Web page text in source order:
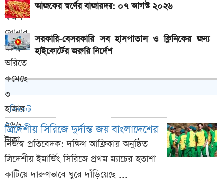
আজকের স্বর্ণের বাজারদর: ০৭ আগস্ট ২০২৬
সরকারি-বেসরকারি সব হাসপাতাল ও ক্লিনিকের জন্য
হাইকোর্টের জরুরি নির্দেশ
ক্রিকেট
ত্রিদেশীয় সিরিজে দুর্দান্ত জয় বাংলাদেশের
নিজস্ব প্রতিবেদক: দক্ষিণ আফ্রিকায় অনুষ্ঠিত
ত্রিদেশীয় ইমার্জিং সিরিজে প্রথম ম্যাচের হতাশা
কাটিয়ে দারুণভাবে ঘুরে দাঁড়িয়েছে ...